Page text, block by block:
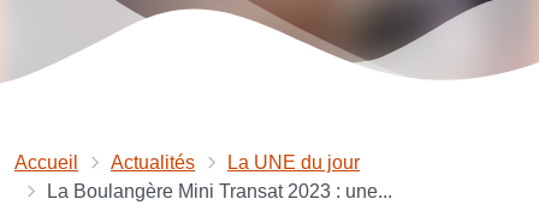
Accueil Actualités
La UNE du jour
La Boulangère Mini Transat 2023 : une...